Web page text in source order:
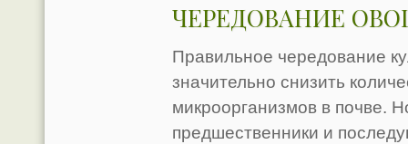
ЧЕРЕДОВАНИЕ
Правильное чередование
значительно снизить
микроорганизмов в почве.
предшественники и